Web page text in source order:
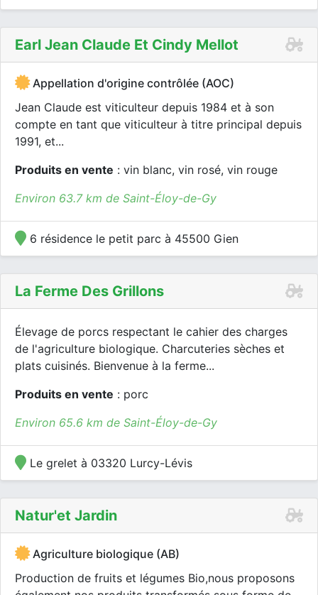
Earl Jean Claude Et Cindy Mellot
Appellation d'origine contrôlée (AOC)
Jean Claude est viticulteur depuis 1984 et à son
compte en tant que viticulteur à titre principal depuis
1991, et...
Produits en vente : vin blanc, vin rosé, vin rouge
Environ 63.7 km de Saint-Éloy-de-Gy
6 résidence le petit parc à 45500 Gien
La Ferme Des Grillons
Élevage de porcs respectant le cahier des charges
de l'agriculture biologique. Charcuteries sèches et
plats cuisinés. Bienvenue à la ferme...
Produits en vente : porc
Environ 65.6 km de Saint-Éloy-de-Gy
Le grelet à 03320 Lurcy-Lévis
Natur'et Jardin
Agriculture biologique (AB)
Production de fruits et légumes Bio,nous proposons